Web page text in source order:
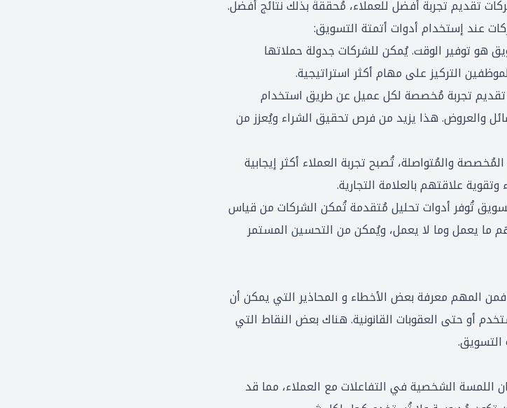
تقديم تجربة أفضل للعملاء، مُحققةً بذلك نتائج أفضل.
عند إستخدام أدوات أتمتة التسويق:
هو توفير الوقت. يُمكن للشركات جدولة حملاتها
التركيز على مهام أكثر استراتيجية.
تقديم تجربة مُخصصة لكل عميل عن طريق استخدام
والعروض. هذا يزيد من فرص تحقيق الشراء ويُعزز من
والمُتواصلة، تُصبح تجربة العملاء أكثر إيجابية
علاقتهم بالعلامة التجارية.
تُوفر أدوات تحليل مُتقدمة تُمكن الشركات من قياس
ما يعمل وما لا يعمل، ويُمكن من التحسين المستمر
فمن المهم معرفة بعض الأخطاء و المحاذير التي يمكن أن
أو حتى العقوبات القانونية. هناك بعض النقاط التي
التسويق.
اللمسة الشخصية في التفاعلات مع العملاء، مما قد